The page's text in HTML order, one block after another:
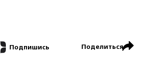
Подпишись Поделиться